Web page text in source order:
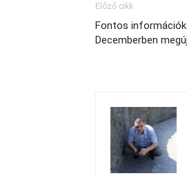
Előző cikk
Fontos
Decemberben